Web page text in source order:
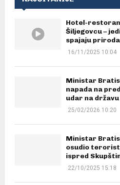
Hotel-restoran
Šiljegovcu –
spajaju
16/11/2025 10:04
Ministar
napada na
udar na
25/02/2026 10:20
Ministar
osudio
ispred
22/10/2025 15:18